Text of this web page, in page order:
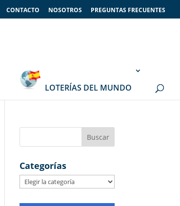
CONTACTO NOSOTROS PREGUNTAS FRECUENTES
LOTERÍAS DEL MUNDO
Categorías
Categorías